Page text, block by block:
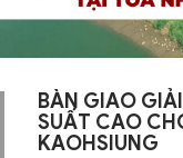
BÀN GIAO
SUẤT CAO
KAOHSIUNG